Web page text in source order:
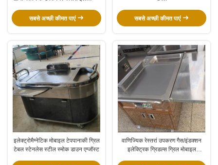
सबसे अच्छी कीमत पाएं
सबसे अच्छी कीमत पाएं
इलेक्ट्रोमैग्नेटिक मोबाइल टेपपानाकी ग्रिल
टेबल स्टेनलेस स्टील स्मोक डाउन एग्जॉस्ट
वाणिज्यिक रेस्तरां उपकरण गैस/इंडक्शन
इलेक्ट्रिक ग्रिडल्स ग्रिल मोबाइल